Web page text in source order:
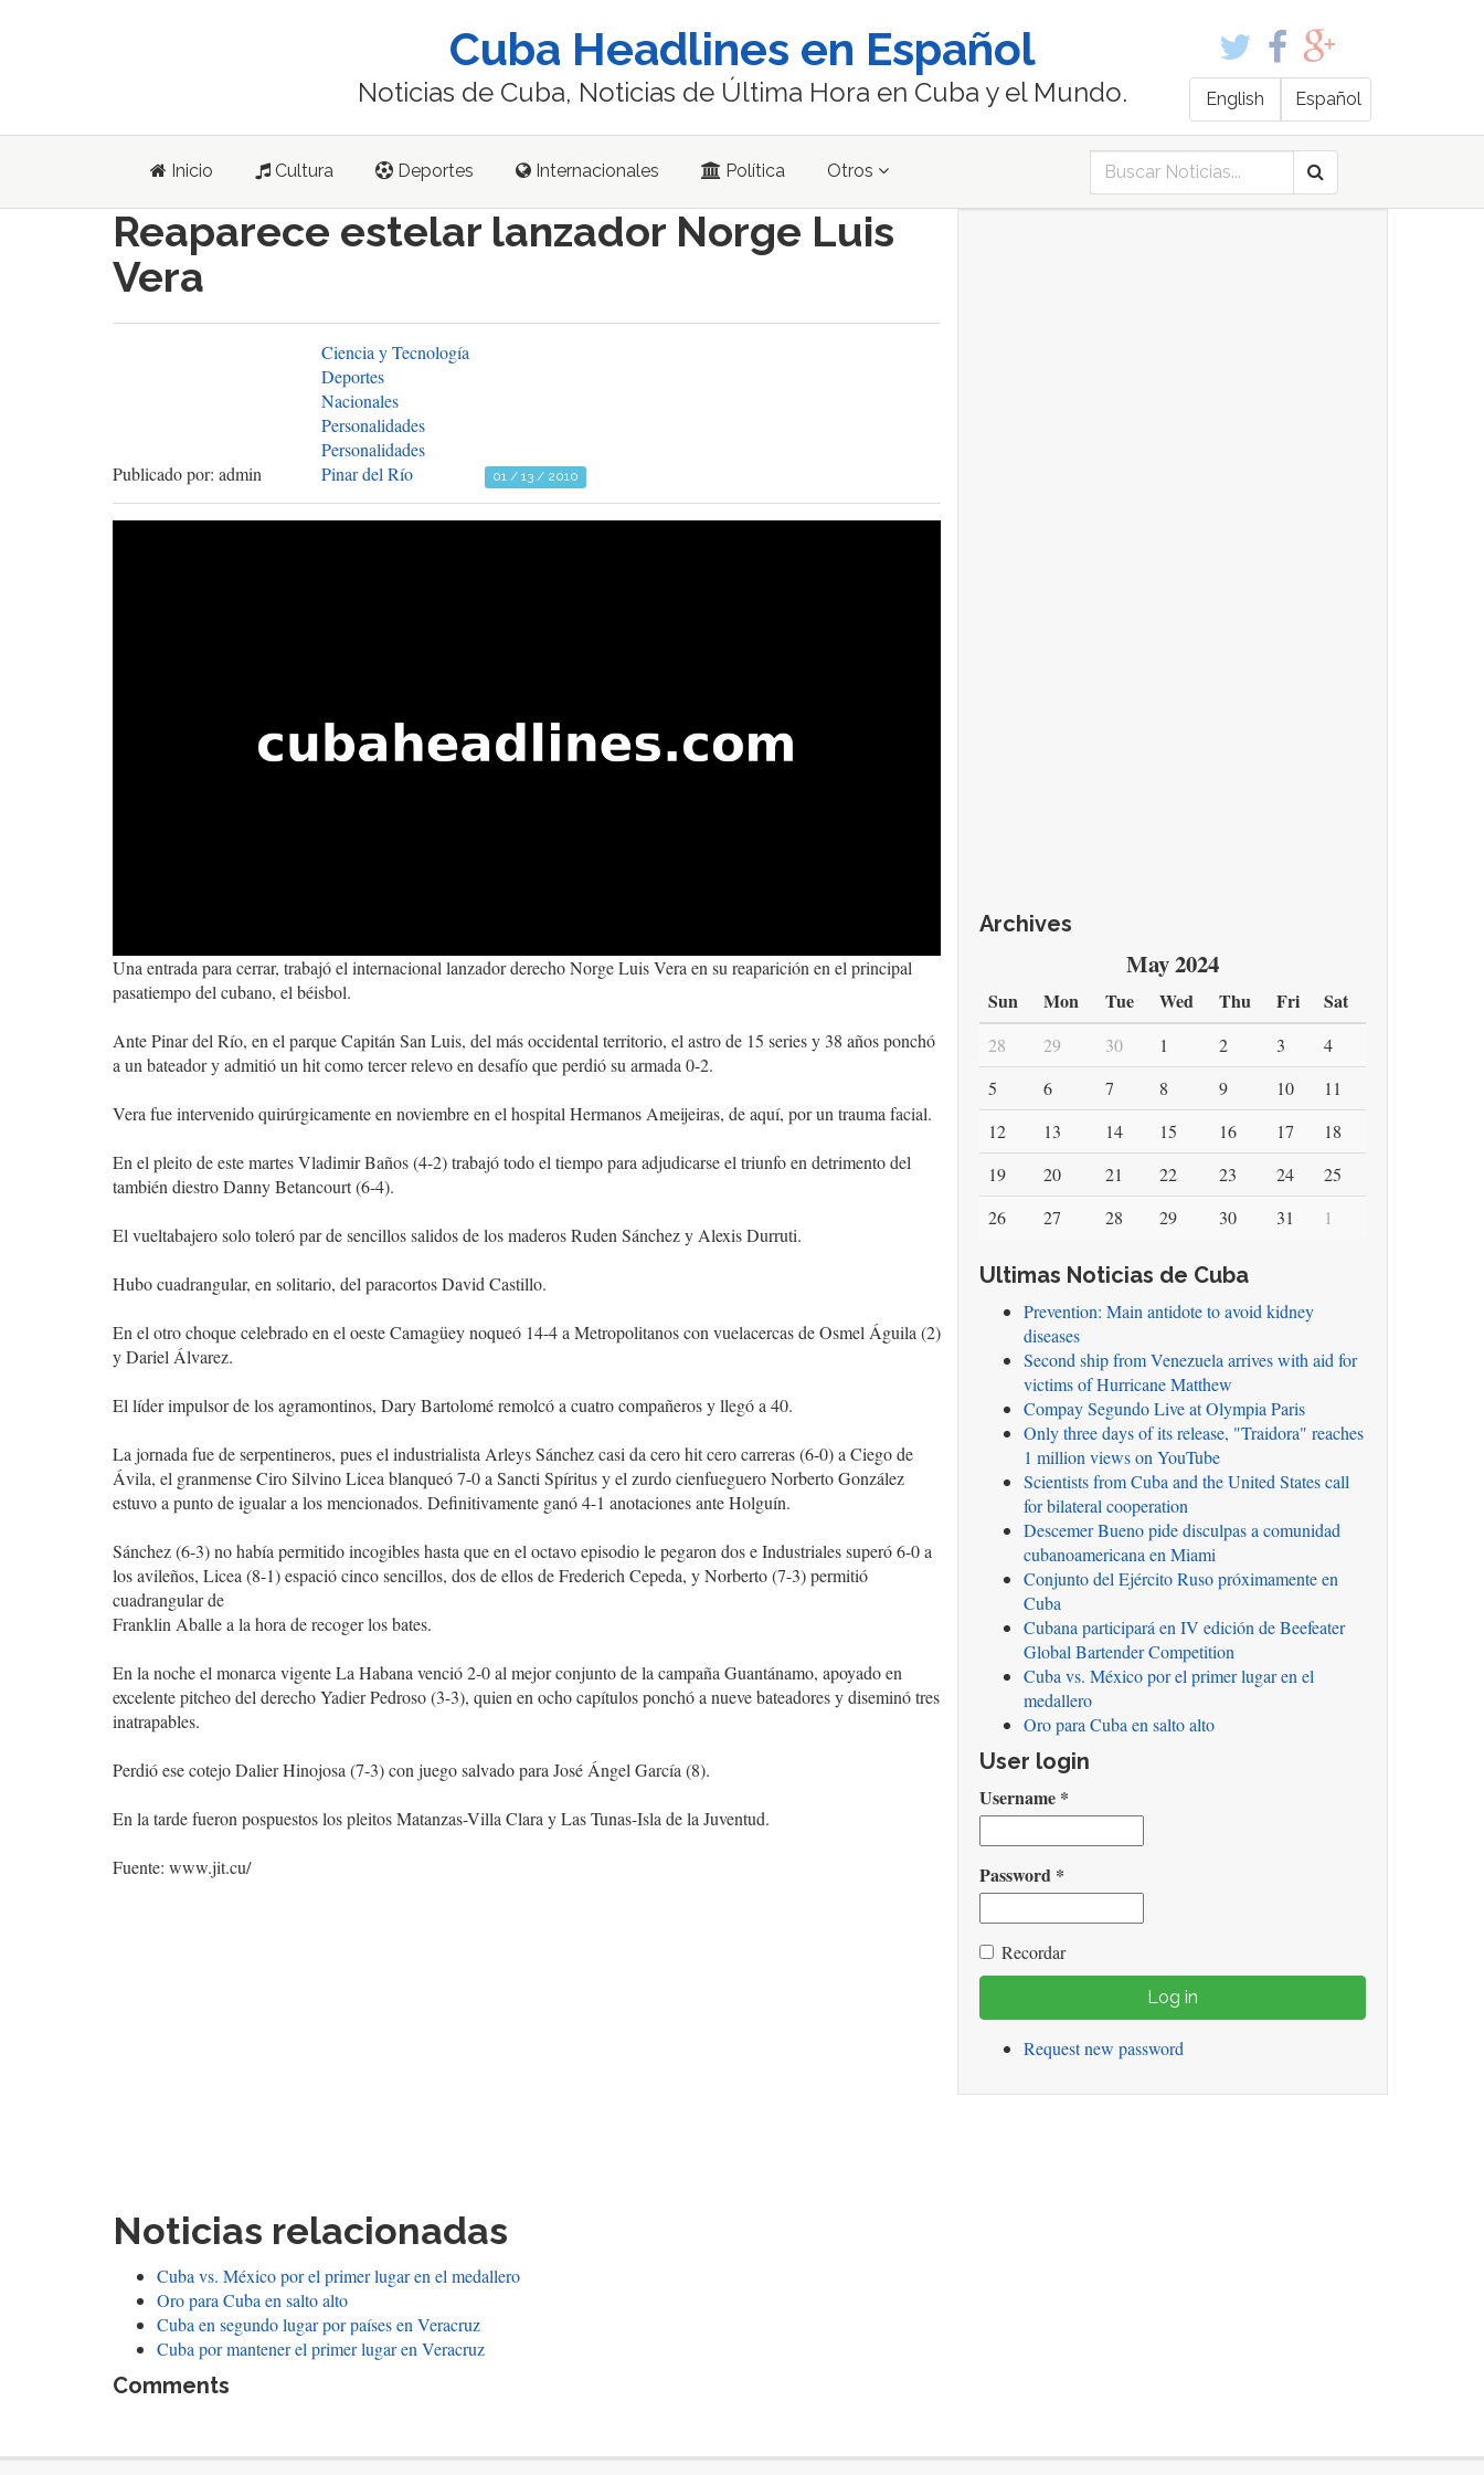
Cuba Headlines en Español
Noticias de Cuba, Noticias de Última Hora en Cuba y el Mundo. English Español
Inicio Cultura Deportes Internacionales Política Otros
Reaparece estelar lanzador Norge Luis
Vera
Publicado por: admin
Ciencia y Tecnología
Deportes
Nacionales
Personalidades
Personalidades
Pinar del Rí­o
01 / 13 / 2010
Una entrada para cerrar, trabajó el internacional lanzador derecho Norge Luis Vera en su reaparición en el principal
pasatiempo del cubano, el béisbol.
Ante Pinar del Río, en el parque Capitán San Luis, del más occidental territorio, el astro de 15 series y 38 años ponchó
a un bateador y admitió un hit como tercer relevo en desafío que perdió su armada 0-2.
Vera fue intervenido quirúrgicamente en noviembre en el hospital Hermanos Ameijeiras, de aquí, por un trauma facial.
En el pleito de este martes Vladimir Baños (4-2) trabajó todo el tiempo para adjudicarse el triunfo en detrimento del
también diestro Danny Betancourt (6-4).
El vueltabajero solo toleró par de sencillos salidos de los maderos Ruden Sánchez y Alexis Durruti.
Hubo cuadrangular, en solitario, del paracortos David Castillo.
En el otro choque celebrado en el oeste Camagüey noqueó 14-4 a Metropolitanos con vuelacercas de Osmel Águila (2)
y Dariel Álvarez.
El líder impulsor de los agramontinos, Dary Bartolomé remolcó a cuatro compañeros y llegó a 40.
La jornada fue de serpentineros, pues el industrialista Arleys Sánchez casi da cero hit cero carreras (6-0) a Ciego de
Ávila, el granmense Ciro Silvino Licea blanqueó 7-0 a Sancti Spíritus y el zurdo cienfueguero Norberto González
estuvo a punto de igualar a los mencionados. Definitivamente ganó 4-1 anotaciones ante Holguín.
Sánchez (6-3) no había permitido incogibles hasta que en el octavo episodio le pegaron dos e Industriales superó 6-0 a
los avileños, Licea (8-1) espació cinco sencillos, dos de ellos de Frederich Cepeda, y Norberto (7-3) permitió
cuadrangular de
Franklin Aballe a la hora de recoger los bates.
En la noche el monarca vigente La Habana venció 2-0 al mejor conjunto de la campaña Guantánamo, apoyado en
excelente pitcheo del derecho Yadier Pedroso (3-3), quien en ocho capítulos ponchó a nueve bateadores y diseminó tres
inatrapables.
Perdió ese cotejo Dalier Hinojosa (7-3) con juego salvado para José Ángel García (8).
En la tarde fueron pospuestos los pleitos Matanzas-Villa Clara y Las Tunas-Isla de la Juventud.
Fuente: www.jit.cu/
Noticias relacionadas
Cuba vs. México por el primer lugar en el medallero
Oro para Cuba en salto alto
Cuba en segundo lugar por países en Veracruz
Cuba por mantener el primer lugar en Veracruz
Comments
Archives
May 2024
Sun Mon Tue Wed Thu Fri Sat
28 29 30 1 2 3
4
5
6 7 8 9 10
11
12
13 14 15 16 17
18
19
20 21 22 23 24
25
26
27 28 29 30 31 1
Ultimas Noticias de Cuba
Prevention: Main antidote to avoid kidney
diseases
Second ship from Venezuela arrives with aid for
victims of Hurricane Matthew
Compay Segundo Live at Olympia Paris
Only three days of its release, "Traidora" reaches
1 million views on YouTube
Scientists from Cuba and the United States call
for bilateral cooperation
Descemer Bueno pide disculpas a comunidad
cubanoamericana en Miami
Conjunto del Ejército Ruso próximamente en
Cuba
Cubana participará en IV edición de Beefeater
Global Bartender Competition
Cuba vs. México por el primer lugar en el
medallero
Oro para Cuba en salto alto
User login
Nombre
de
Usuario
o
Email
Username *
Contraseña
Password *
Recordar
Request new password